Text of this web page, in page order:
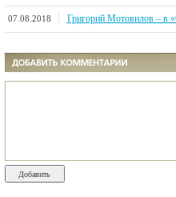
07.08.2018 Григорий Мотовилов – в